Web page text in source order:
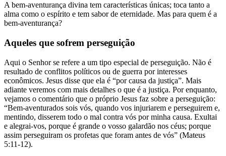
A bem-aventurança divina tem características únicas; toca tanto a
alma como o espírito e tem sabor de eternidade. Mas para quem é a
bem-aventurança?
Aqueles que sofrem perseguição
Aqui o Senhor se refere a um tipo especial de perseguição. Não é
resultado de conflitos políticos ou de guerra por interesses
econômicos. Jesus disse que ela é “por causa da justiça”. Mais
adiante veremos com mais detalhes o que é a justiça. Por enquanto,
vejamos o comentário que o próprio Jesus faz sobre a perseguição:
“Bem-aventurados sois vós, quando vos injuriarem e perseguirem e,
mentindo, disserem todo o mal contra vós por minha causa. Exultai
e alegrai-vos, porque é grande o vosso galardão nos céus; porque
assim perseguiram os profetas que foram antes de vós” (Mateus
5:11-12).